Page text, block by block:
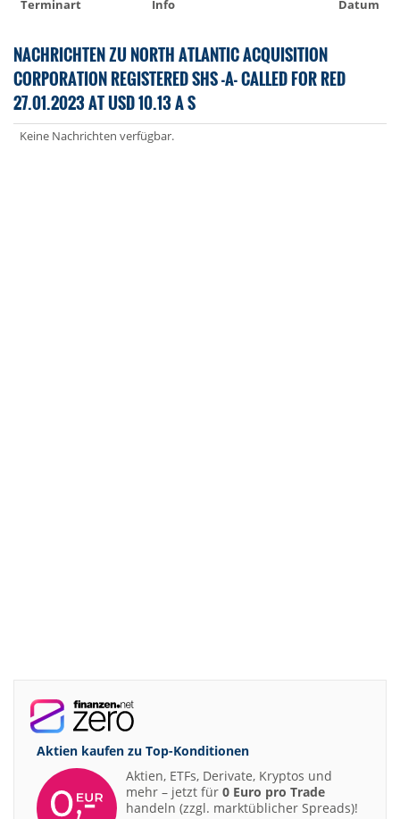
Terminart Info Datum
NACHRICHTEN ZU NORTH ATLANTIC ACQUISITION
CORPORATION REGISTERED SHS -A- CALLED FOR RED
27.01.2023 AT USD 10.13 A S
Keine Nachrichten verfügbar.
Aktien kaufen zu Top-Konditionen
Aktien, ETFs, Derivate, Kryptos und
mehr – jetzt für 0 Euro pro Trade
handeln (zzgl. marktüblicher Spreads)!